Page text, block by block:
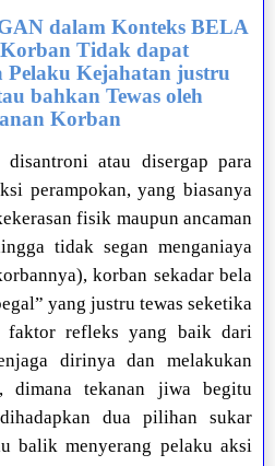
dalam Konteks BELA
Tidak dapat
Kejahatan justru
bahkan Tewas oleh
Korban
disantroni atau disergap para
perampokan, yang biasanya
fisik maupun ancaman
tidak segan menganiaya
korban sekadar bela
yang justru tewas seketika
faktor refleks yang baik dari
dirinya dan melakukan
dimana tekanan jiwa begitu
dua pilihan sukar
balik menyerang pelaku aksi